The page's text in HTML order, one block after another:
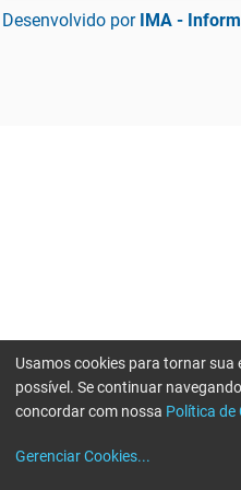
Desenvolvido por IMA -
Usamos cookies para tornar sua
possível. Se continuar
concordar com nossa Política de
Gerenciar Cookies...
Erro ao enviar informações,